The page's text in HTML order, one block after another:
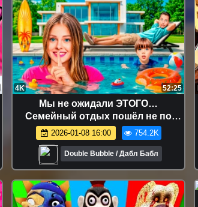
4K 52:25
Мы не ожидали ЭТОГО…
Семейный отдых пошёл не по
плану VLOG 29
2026-01-08 16:00 754.2K
Double Bubble / Дабл Бабл